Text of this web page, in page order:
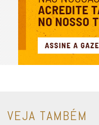
VEJA TAMBÉM